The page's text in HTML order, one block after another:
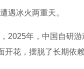
遇冰火两重天。
2025年，中国自研
开花，摆脱了长期依